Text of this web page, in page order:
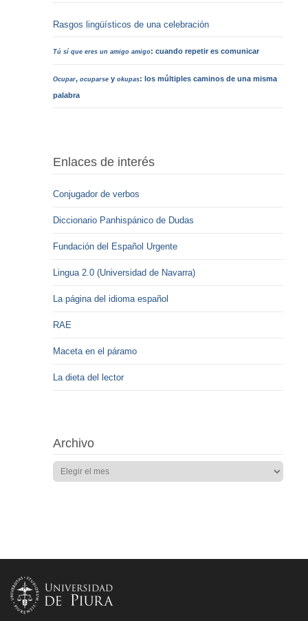
Rasgos lingüísticos de una celebración
Tú sí que eres un amigo amigo: cuando repetir es comunicar
Ocupar,ocuparse yokupas: los múltiples caminos de una misma
palabra
Enlaces de interés
Conjugador de verbos
Diccionario Panhispánico de Dudas
Fundación del Español Urgente
Lingua 2.0 (Universidad de Navarra)
La página del idioma español
RAE
Maceta en el páramo
La dieta del lector
Archivo